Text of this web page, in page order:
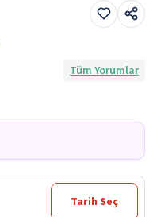
Tüm Yorumlar
Tarih Seç